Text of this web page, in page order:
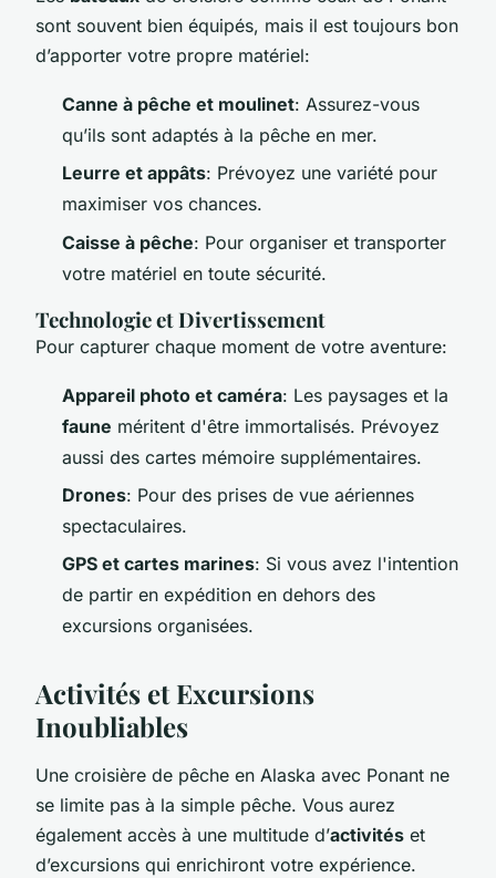
sont souvent bien équipés, mais il est toujours bon
d’apporter votre propre matériel:
Canne à pêche et moulinet: Assurez-vous
qu’ils sont adaptés à la pêche en mer.
Leurre et appâts: Prévoyez une variété pour
maximiser vos chances.
Caisse à pêche: Pour organiser et transporter
votre matériel en toute sécurité.
Technologie et Divertissement
Pour capturer chaque moment de votre aventure:
Appareil photo et caméra: Les paysages et la
faune méritent d'être immortalisés. Prévoyez
aussi des cartes mémoire supplémentaires.
Drones: Pour des prises de vue aériennes
spectaculaires.
GPS et cartes marines: Si vous avez l'intention
de partir en expédition en dehors des
excursions organisées.
Activités et Excursions
Inoubliables
Une croisière de pêche en Alaska avec Ponant ne
se limite pas à la simple pêche. Vous aurez
également accès à une multitude d’activités et
d’excursions qui enrichiront votre expérience.